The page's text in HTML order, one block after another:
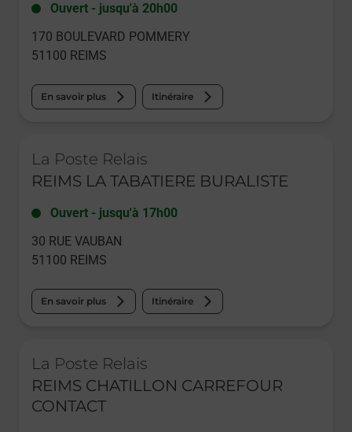
Ouvert - jusqu'à 20h00
170 BOULEVARD POMMERY
51100 REIMS
En savoir plus Itinéraire
La Poste Relais
REIMS LA TABATIERE BURALISTE
Ouvert - jusqu'à 17h00
30 RUE VAUBAN
51100 REIMS
En savoir plus Itinéraire
La Poste Relais
REIMS CHATILLON CARREFOUR
CONTACT